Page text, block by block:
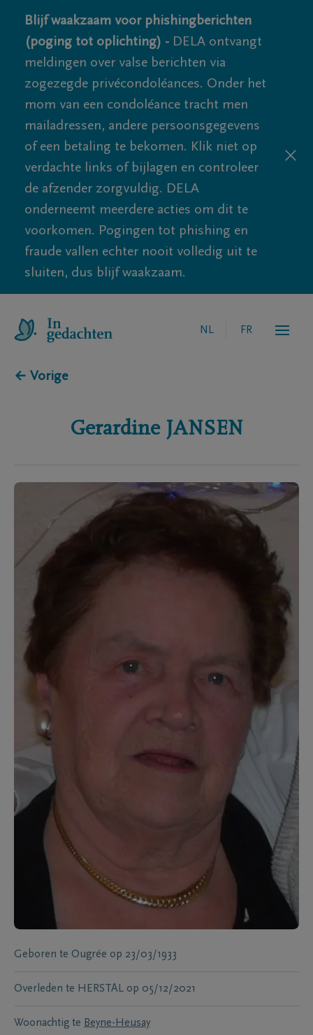
Blijf waakzaam voor phishingberichten
(poging tot oplichting) - DELA ontvangt
meldingen over valse berichten via
zogezegde privécondoléances. Onder het
mom van een condoléance tracht men
mailadressen, andere persoonsgegevens
of een betaling te bekomen. Klik niet op
verdachte links of bijlagen en controleer
de afzender zorgvuldig. DELA
onderneemt meerdere acties om dit te
voorkomen. Pogingen tot phishing en
fraude vallen echter nooit volledig uit te
sluiten, dus blijf waakzaam.
NL FR
← Vorige
Gerardine JANSEN
Geboren te Ougrée op 23/03/1933
Overleden te HERSTAL op 05/12/2021
Woonachtig te Beyne-Heusay